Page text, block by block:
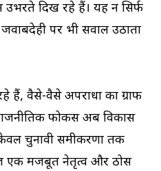
दिख रहे हैं। यह न सिर्फ
पर भी सवाल उठाता
वैसे-वैसे अपराधों का ग्राफ
फोकस अब विकास
चुनावी समीकरणों तक
एक मजबूत नेतृत्व और ठोस